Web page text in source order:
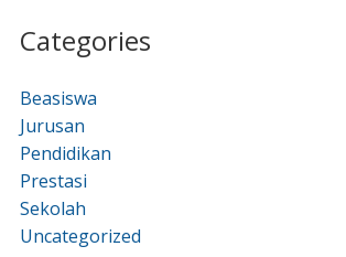
Categories
Beasiswa
Jurusan
Pendidikan
Prestasi
Sekolah
Uncategorized